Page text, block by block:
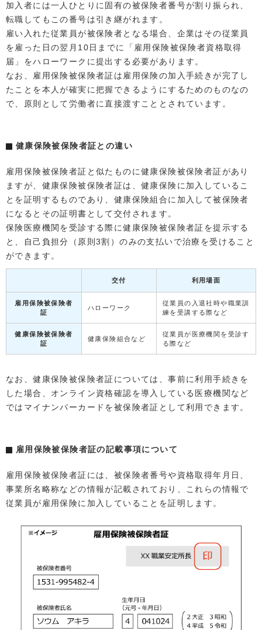
加入者には一人ひとりに固有の被保険者番号が割り振られ、
転職してもこの番号は引き継がれます。
雇い入れた従業員が被保険者となる場合、企業はその従業員
を雇った日の翌月10日までに「雇用保険被保険者資格取得
届」をハローワークに提出する必要があります。
なお、雇用保険被保険者証は雇用保険の加入手続きが完了し
たことを本人が確実に把握できるようにするためのものなの
で、原則として労働者に直接渡すこととされています。
健康保険被保険者証との違い
雇用保険被保険者証と似たものに健康保険被保険者証があり
ますが、健康保険被保険者証は、健康保険に加入しているこ
とを証明するものであり、健康保険組合に加入して被保険者
になるとその証明書として交付されます。
保険医療機関を受診する際に健康保険被保険者証を提示する
と、自己負担分（原則3割）のみの支払いで治療を受けること
ができます。
交付 利用場面
雇用保険被保険者
証
ハローワーク
従業員の入退社時や職業訓
練を受講する際など
健康保険被保険者
証
健康保険組合など
従業員が医療機関を受診す
る際など
なお、健康保険被保険者証については、事前に利用手続きを
した場合、オンライン資格確認を導入している医療機関など
ではマイナンバーカードを被保険者証として利用できます。
雇用保険被保険者証の記載事項について
雇用保険被保険者証には、被保険者番号や資格取得年月日、
事業所名略称などの情報が記載されており、これらの情報で
従業員が雇用保険に加入していることを証明します。